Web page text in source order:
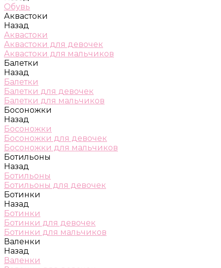
Обувь
Аквастоки
Назад
Аквастоки
Аквастоки для девочек
Аквастоки для мальчиков
Балетки
Назад
Балетки
Балетки для девочек
Балетки для мальчиков
Босоножки
Назад
Босоножки
Босоножки для девочек
Босоножки для мальчиков
Ботильоны
Назад
Ботильоны
Ботильоны для девочек
Ботинки
Назад
Ботинки
Ботинки для девочек
Ботинки для мальчиков
Валенки
Назад
Валенки